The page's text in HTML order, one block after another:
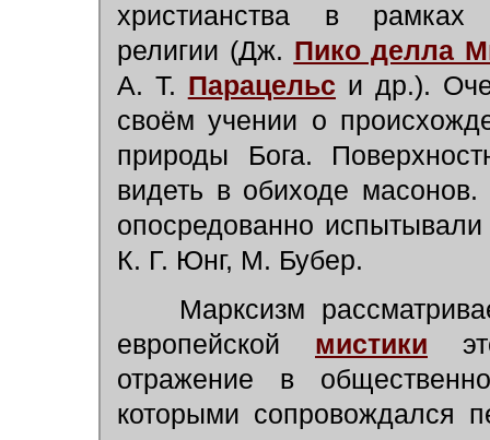
христианства в рамках
религии (Дж. Пико делла
А. Т. Парацельс и др.).
своём учении о
природы Бога.
видеть в обиходе
опосредованно
К. Г. Юнг, М. Бубер.
Марксизм
европейской мистики
отражение в
которыми сопровождался